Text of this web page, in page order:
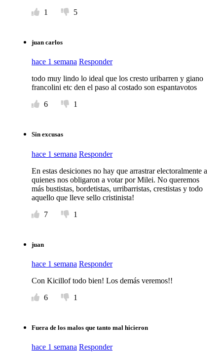
1
5
juan carlos
hace 1 semana Responder
todo muy lindo lo ideal que los cresto uribarren y giano
francolini etc den el paso al costado son espantavotos
6
1
Sin excusas
hace 1 semana Responder
En estas desiciones no hay que arrastrar electoralmente a
quienes nos obligaron a votar por Milei. No queremos
más bustistas, bordetistas, urribarristas, crestistas y todo
aquello que lleve sello cristinista!
7
1
juan
hace 1 semana Responder
Con Kicillof todo bien! Los demás veremos!!
6
1
Fuera de los malos que tanto mal hicieron
hace 1 semana Responder